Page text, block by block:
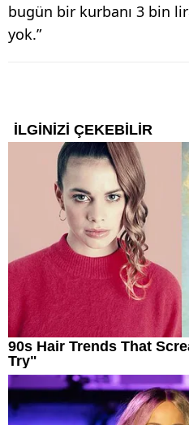
bugün bir kurbanı 3 bin
yok.”